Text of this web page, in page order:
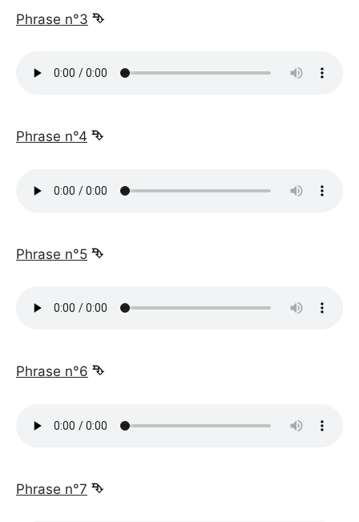
Phrase n°3 ⮷
Phrase n°4 ⮷
Phrase n°5 ⮷
Phrase n°6 ⮷
Phrase n°7 ⮷